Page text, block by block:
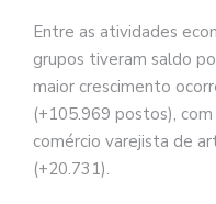
Entre as atividades
grupos tiveram saldo
maior crescimento
(+105.969 postos),
comércio varejista de
(+20.731).